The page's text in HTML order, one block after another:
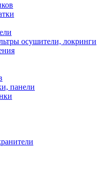
осушители, локринги
панели